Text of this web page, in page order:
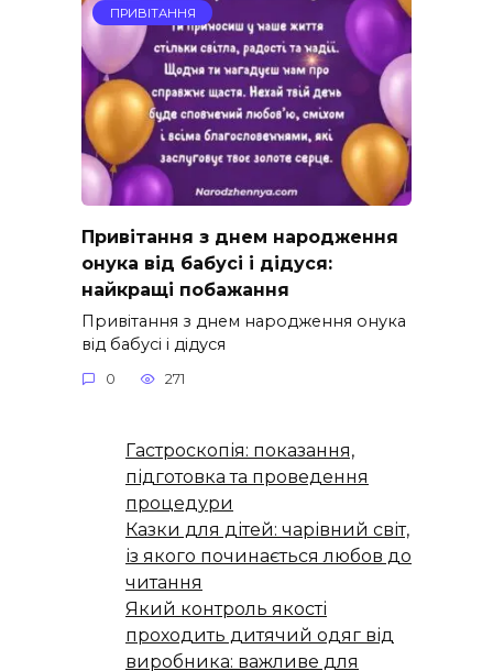
ПРИВІТАННЯ
Привітання з днем народження
онука від бабусі і дідуся:
найкращі побажання
Привітання з днем народження онука
від бабусі і дідуся
0 271
Гастроскопія: показання,
підготовка та проведення
процедури
Казки для дітей: чарівний світ,
із якого починається любов до
читання
Який контроль якості
проходить дитячий одяг від
виробника: важливе для